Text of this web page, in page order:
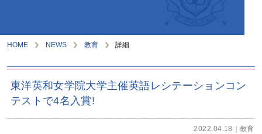
HOME NEWS 教育 詳細
東洋英和女学院大学主催英語レシテーションコン
テストで4名入賞!
2022.04.18 教育